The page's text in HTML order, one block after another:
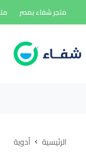
إلى
متجر شفاء بمصر
الرئيسية أدوية